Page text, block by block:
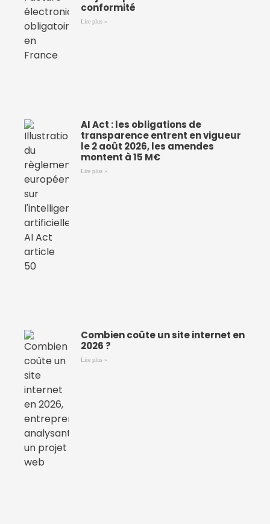
conformité
Lire plus »
AI Act : les obligations de
transparence entrent en vigueur
le 2 août 2026, les amendes
montent à 15 M€
Lire plus »
Combien coûte un site internet en
2026 ?
Lire plus »